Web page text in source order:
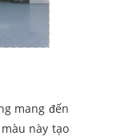
mang đến
này tạo